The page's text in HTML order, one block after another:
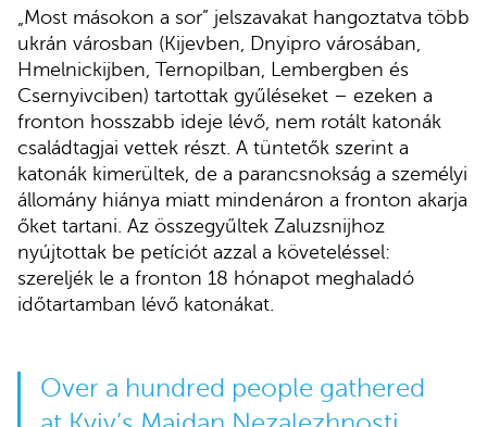
„Most másokon a sor” jelszavakat hangoztatva több
ukrán városban (Kijevben, Dnyipro városában,
Hmelnickijben, Ternopilban, Lembergben és
Csernyivciben) tartottak gyűléseket – ezeken a
fronton hosszabb ideje lévő, nem rotált katonák
családtagjai vettek részt. A tüntetők szerint a
katonák kimerültek, de a parancsnokság a személyi
állomány hiánya miatt mindenáron a fronton akarja
őket tartani. Az összegyűltek Zaluzsnijhoz
nyújtottak be petíciót azzal a követeléssel:
szereljék le a fronton 18 hónapot meghaladó
időtartamban lévő katonákat.
Over a hundred people gathered